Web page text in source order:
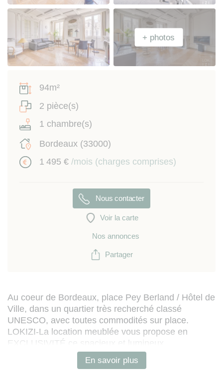
94m²
2 pièce(s)
1 chambre(s)
Bordeaux (33000)
1 495 € /mois (charges comprises)
Nous contacter
Voir la carte
Nos annonces
Partager
Au coeur de Bordeaux, place Pey Berland / Hôtel de
Ville, dans un quartier très recherché classé
UNESCO, avec toutes commodités sur place.
LOKIZI-La location meublée vous propose en
EXCLUSIVITÉ ce spacieux et lumineux
appartement meublé T2bis de 94m².
Situé au 1er étage d'un immeuble bourgeois
En savoir plus